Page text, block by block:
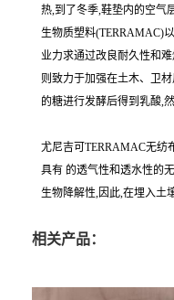
热,到了冬季,鞋垫内的空气
生物质塑料(TERRAMAC)
业力求通过改良耐久性和
则致力于加强在土木、卫
的糖进行发酵后得到乳酸,
尤尼吉可TERRAMAC无纺
具有 的透气性和透水性的
生物降解性,因此,在埋入土
相关产品：